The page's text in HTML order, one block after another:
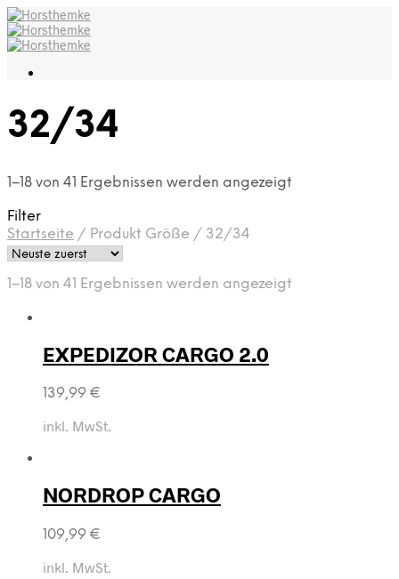
32/34
1–18 von 41 Ergebnissen werden angezeigt
Filter
Startseite / Produkt Größe / 32/34
1–18 von 41 Ergebnissen werden angezeigt
EXPEDIZOR CARGO 2.0
139,99 €
inkl. MwSt.
NORDROP CARGO
109,99 €
inkl. MwSt.